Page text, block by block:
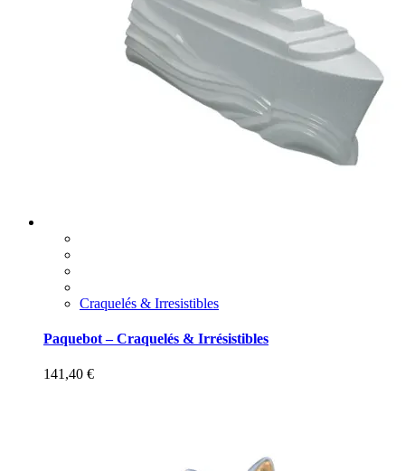
Craquelés & Irresistibles
Paquebot – Craquelés & Irrésistibles
141,40 €